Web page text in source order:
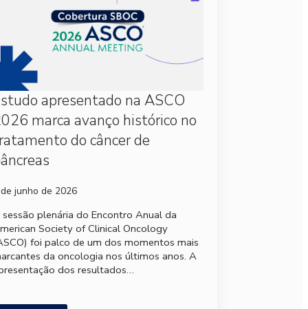
apresentado na ASCO
marca avanço histórico no
do câncer de
junho de 2026
sessão plenária do Encontro Anual da
Society of Clinical Oncology
foi palco de um dos momentos mais
da oncologia nos últimos anos. A
dos resultados…